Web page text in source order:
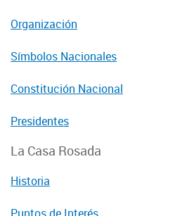
Organización
Símbolos Nacionales
Constitución Nacional
Presidentes
La Casa Rosada
Historia